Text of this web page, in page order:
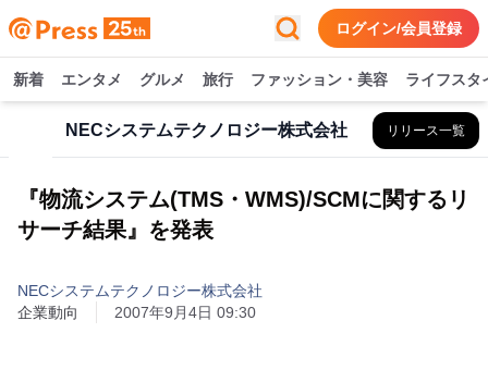
ログイン/会員登録
新着 エンタメ グルメ 旅行 ファッション・美容 ライフスタ
NECシステムテクノロジー株式会社 リリース一覧
『物流システム(TMS・WMS)/SCMに関するリ
サーチ結果』を発表
NECシステムテクノロジー株式会社
企業動向
2007年9月4日 09:30